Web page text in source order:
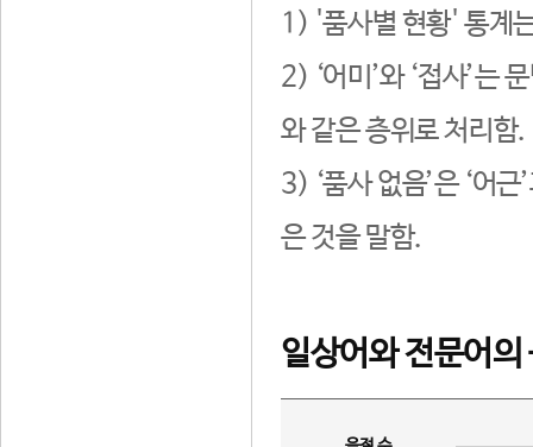
1) '품사별 현황' 통계
2) ‘어미’와 ‘접사’는
와 같은 층위로 처리함.
3) ‘품사 없음’은 ‘어
은 것을 말함.
일상어와 전문어의